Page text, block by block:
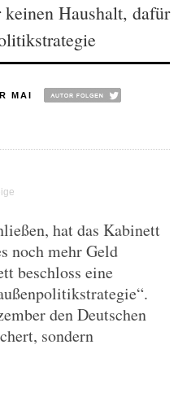
Haushalt, dafür
MAI
hat das Kabinett
noch mehr Geld
beschloss eine
den Deutschen
sondern